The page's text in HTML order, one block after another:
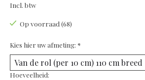
Incl. btw
Op voorraad (68)
Kies hier uw afmeting: *
Hoeveelheid: